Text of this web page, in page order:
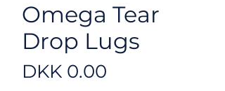
Omega Tear
Drop Lugs
DKK 0.00